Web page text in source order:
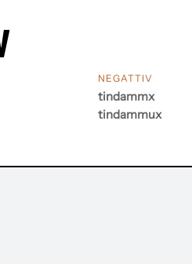
NEGATTIV
tindammx
tindammux